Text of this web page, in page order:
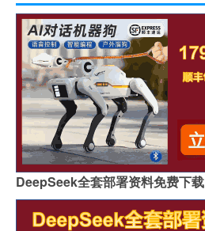
DeepSeek全套部署资料免费下载